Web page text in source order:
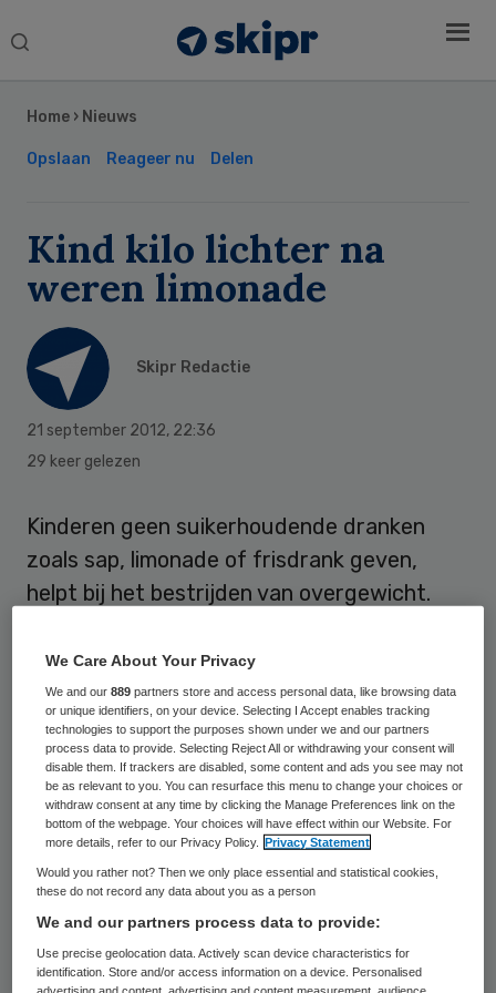
Search
Home › Nieuws
Opslaan Reageer nu Delen
Kind kilo lichter na
weren limonade
Skipr Redactie
21 september 2012, 22:36
29 keer gelezen
Kinderen geen suikerhoudende dranken
zoals sap, limonade of frisdrank geven,
helpt bij het bestrijden van overgewicht.
Vrije Universiteit in Amsterdam.
Blikje
Katanen zijn collega’s gebruikten een groep
van zeshonderd Nederlandse kinderen
tussen vijf en elf jaar als proefpersoon.
Deze kinderen namen al dagelijks sap of
limonade mee naar school om op te drinken
in de ochtendpauze. Dat vervingen ze door
een blikje. De ene helft van de kinderen
Sidebar
We Care About Your Privacy
We and our889 partners store and access personal data, like browsing data
or unique identifiers, on your device. Selecting I Accept enables tracking
technologies to support the purposes shown under we and our partners
process data to provide. Selecting Reject All or withdrawing your consent will
disable them. If trackers are disabled, some content and ads you see may not
be as relevant to you. You can resurface this menu to change your choices or
withdraw consent at any time by clicking the Manage Preferences link on the
bottom of the webpage. Your choices will have effect within our Website. For
more details, refer to our Privacy Policy.
Privacy Statement
Would you rather not? Then we only place essential and statistical cookies,
these do not record any data about you as a person
We and our partners process data to provide:
Use precise geolocation data. Actively scan device characteristics for
identification. Store and/or access information on a device. Personalised